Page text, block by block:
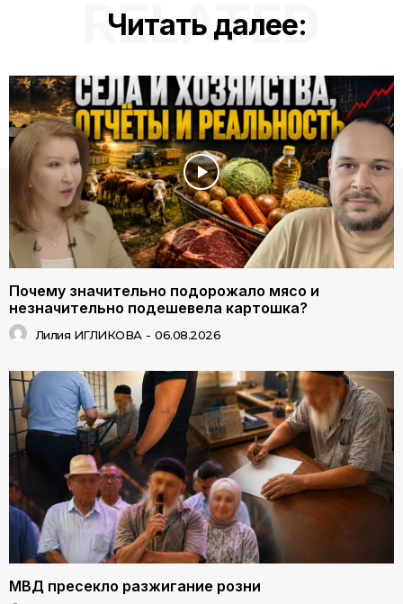
Читать далее:
RELATED
Почему значительно подорожало мясо и
незначительно подешевела картошка?
Лилия ИГЛИКОВА - 06.08.2026
МВД пресекло разжигание розни